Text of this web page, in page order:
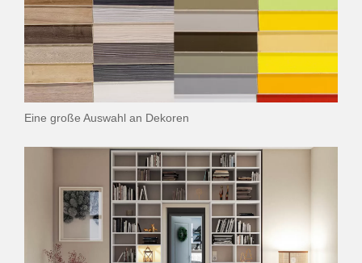
Eine große Auswahl an Dekoren